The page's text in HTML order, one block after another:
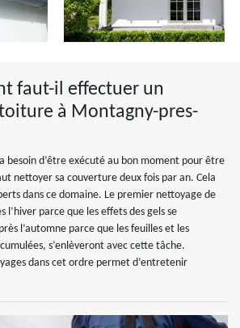
faut-il effectuer un
à Montagny-pres-
besoin d’être exécuté au bon moment pour être
nettoyer sa couverture deux fois par an. Cela
dans ce domaine. Le premier nettoyage de
parce que les effets des gels se
l’automne parce que les feuilles et les
s’enlèveront avec cette tâche.
dans cet ordre permet d’entretenir